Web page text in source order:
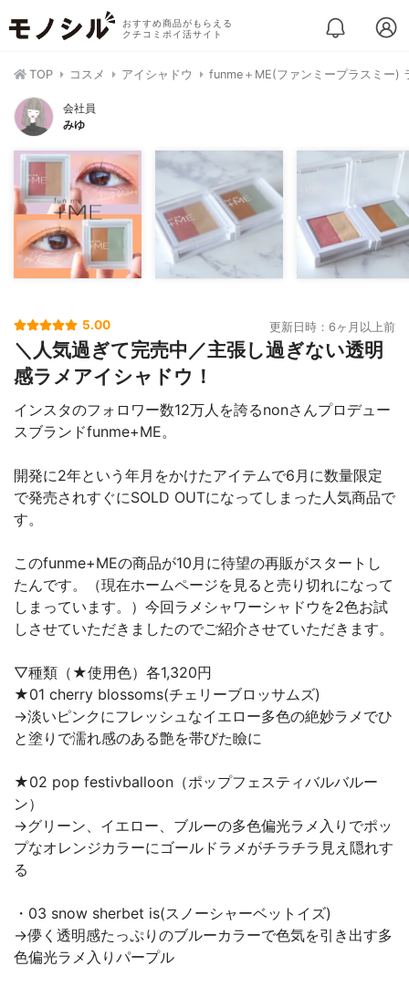
おすすめ商品がもらえる
クチコミポイ活サイト
TOP コスメ アイシャドウ funme＋ME(ファンミープラスミー)
会社員
みゆ
5.00 更新日時：6ヶ月以上前
＼人気過ぎて完売中／主張し過ぎない透明
感ラメアイシャドウ！
インスタのフォロワー数12万人を誇るnonさんプロデュー
スブランドfunme+ME。
開発に2年という年月をかけたアイテムで6月に数量限定
で発売されすぐにSOLD OUTになってしまった人気商品で
す。
このfunme+MEの商品が10月に待望の再販がスタートし
たんです。（現在ホームページを見ると売り切れになって
しまっています。）今回ラメシャワーシャドウを2色お試
しさせていただきましたのでご紹介させていただきます。
▽種類（★使用色）各1,320円
★01 cherry blossoms(チェリーブロッサムズ)
→淡いピンクにフレッシュなイエロー多色の絶妙ラメでひ
と塗りで濡れ感のある艶を帯びた瞼に
★02 pop festivballoon（ポップフェスティバルバルー
ン）
→グリーン、イエロー、ブルーの多色偏光ラメ入りでポッ
プなオレンジカラーにゴールドラメがチラチラ見え隠れす
る
・03 snow sherbet is(スノーシャーベットイズ)
→儚く透明感たっぷりのブルーカラーで色気を引き出す多
色偏光ラメ入りパープル